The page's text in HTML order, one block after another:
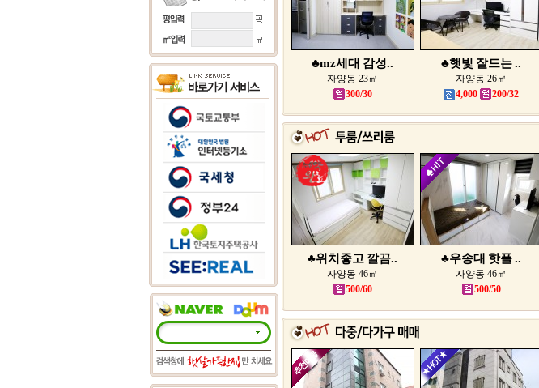
♣mz세대 감성..
자양동 23㎡
300/30
♣햇빛 잘드는 ..
자양동 26㎡
4,000
200/32
♣위치좋고 깔끔..
자양동 46㎡
500/60
♣우송대 핫플 ..
자양동 46㎡
500/50